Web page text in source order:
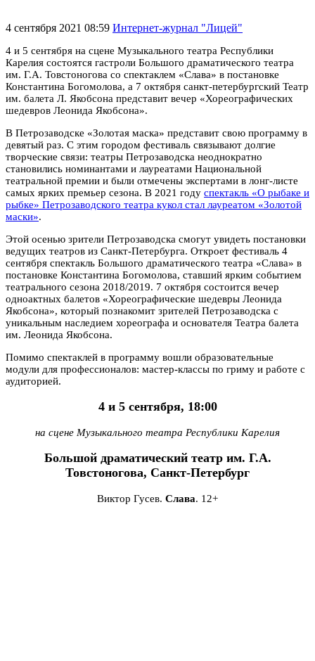
4 сентября 2021 08:59 Интернет-журнал "Лицей"
4 и 5 сентября на сцене Музыкального театра Республики
Карелия состоятся гастроли Большого драматического театра
им. Г.А. Товстоногова со спектаклем «Слава» в постановке
Константина Богомолова, а 7 октября санкт-петербургский Театр
им. балета Л. Якобсона представит вечер «Хореографических
шедевров Леонида Якобсона».
В Петрозаводске «Золотая маска» представит свою программу в
девятый раз. С этим городом фестиваль связывают долгие
творческие связи: театры Петрозаводска неоднократно
становились номинантами и лауреатами Национальной
театральной премии и были отмечены экспертами в лонг-листе
самых ярких премьер сезона. В 2021 году спектакль «О рыбаке и
рыбке» Петрозаводского театра кукол стал лауреатом «Золотой
маски».
Этой осенью зрители Петрозаводска смогут увидеть постановки
ведущих театров из Санкт-Петербурга. Откроет фестиваль 4
сентября спектакль Большого драматического театра «Слава» в
постановке Константина Богомолова, ставший ярким событием
театрального сезона 2018/2019. 7 октября состоится вечер
одноактных балетов «Хореографические шедевры Леонида
Якобсона», который познакомит зрителей Петрозаводска с
уникальным наследием хореографа и основателя Театра балета
им. Леонида Якобсона.
Помимо спектаклей в программу вошли образовательные
модули для профессионалов: мастер-классы по гриму и работе с
аудиторией.
4 и 5 сентября, 18:00
на сцене Музыкального театра Республики Карелия
Большой драматический театр им. Г.А.
Товстоногова, Санкт-Петербург
Виктор Гусев. Слава. 12+